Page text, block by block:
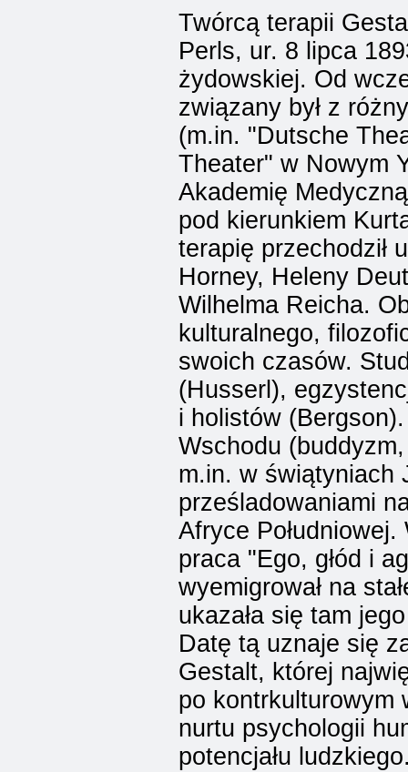
Twórcą terapii
Perls, ur. 8 lipca
żydowskiej. Od
związany był z
(m.in. "Dutsche
Theater" w Nowym
Akademię
pod kierunkiem
terapię przechodził
Horney, Heleny
Wilhelma Reicha.
kulturalnego,
swoich czasów.
(Husserl),
i holistów
Wschodu
m.in. w świątyniach
prześladowaniami
Afryce
praca "Ego, głód i
wyemigrował na
ukazała się tam
Datę tą uznaje się
Gestalt, której
po kontrkulturowym
nurtu psychologii
potencjału